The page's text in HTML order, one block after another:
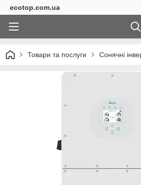
ecotop.com.ua
Товари та послуги Сонячні